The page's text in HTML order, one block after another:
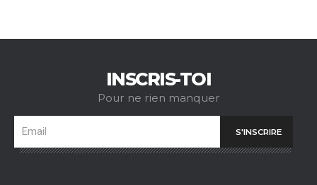
INSCRIS-TOI
Pour ne rien manquer